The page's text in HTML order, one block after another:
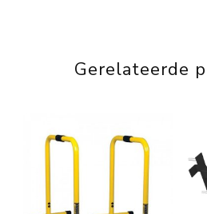
Gerelateerde